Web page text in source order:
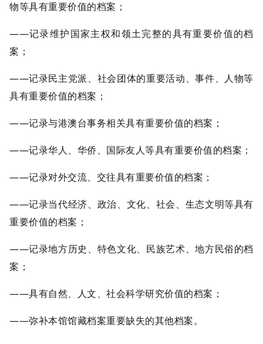
物等具有重要价值的档案；
——记录维护国家主权和领土完整的具有重要价值的档
案；
——记录民主党派、社会团体的重要活动、事件、人物等
具有重要价值的档案；
——记录与港澳台事务相关具有重要价值的档案；
——记录华人、华侨、国际友人等具有重要价值的档案；
——记录对外交流、交往具有重要价值的档案；
——记录当代经济、政治、文化、社会、生态文明等具有
重要价值的档案；
——记录地方历史、特色文化、民族艺术、地方民俗的档
案；
——具有自然、人文、社会科学研究价值的档案；
——弥补本馆馆藏档案重要缺失的其他档案。